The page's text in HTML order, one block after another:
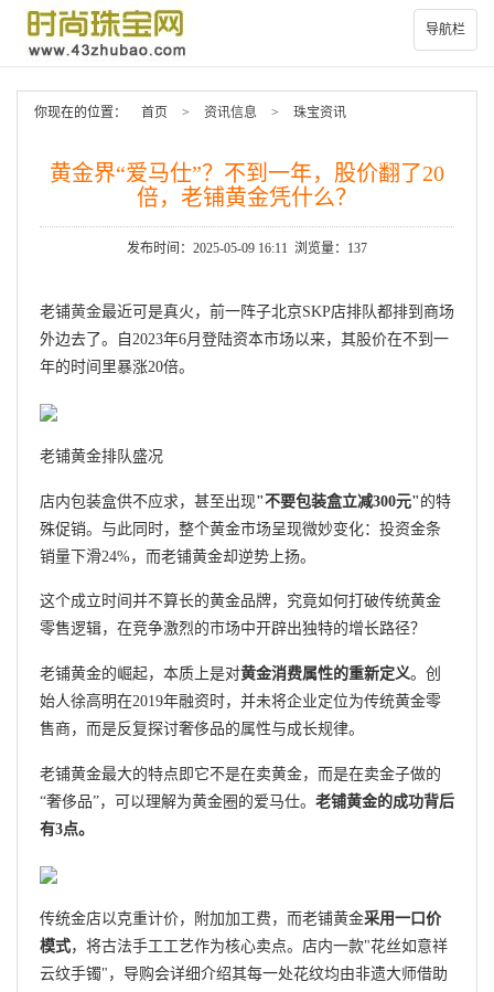
导航栏
你现在的位置： 首页 > 资讯信息 > 珠宝资讯
黄金界“爱马仕”？不到一年，股价翻了20
倍，老铺黄金凭什么？
发布时间：2025-05-09 16:11 浏览量：137
老铺黄金最近可是真火，前一阵子北京SKP店排队都排到商场
外边去了。自2023年6月登陆资本市场以来，其股价在不到一
年的时间里暴涨20倍。
老铺黄金排队盛况
店内包装盒供不应求，甚至出现"不要包装盒立减300元"的特
殊促销。与此同时，整个黄金市场呈现微妙变化：投资金条
销量下滑24%，而老铺黄金却逆势上扬。
这个成立时间并不算长的黄金品牌，究竟如何打破传统黄金
零售逻辑，在竞争激烈的市场中开辟出独特的增长路径？
老铺黄金的崛起，本质上是对黄金消费属性的重新定义。创
始人徐高明在2019年融资时，并未将企业定位为传统黄金零
售商，而是反复探讨奢侈品的属性与成长规律。
老铺黄金最大的特点即它不是在卖黄金，而是在卖金子做的
“奢侈品”，可以理解为黄金圈的爱马仕。 老铺黄金的成功背后
有3点。
传统金店以克重计价，附加加工费，而老铺黄金采用一口价
模式，将古法手工工艺作为核心卖点。店内一款"花丝如意祥
云纹手镯"，导购会详细介绍其每一处花纹均由非遗大师借助